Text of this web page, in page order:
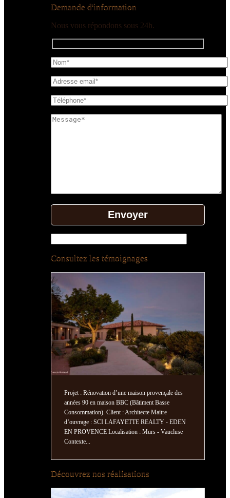
Demande d'information
Nous vous répondons sous 24h.
Consultez les témoignages
Projet : Rénovation d’une maison provençale des
années 90 en maison BBC (Bâtiment Basse
Consommation). Client : Architecte Maitre
d’ouvrage : SCI LAFAYETTE REALTY - EDEN
EN PROVENCE Localisation : Murs - Vaucluse
Contexte...
Découvrez nos réalisations